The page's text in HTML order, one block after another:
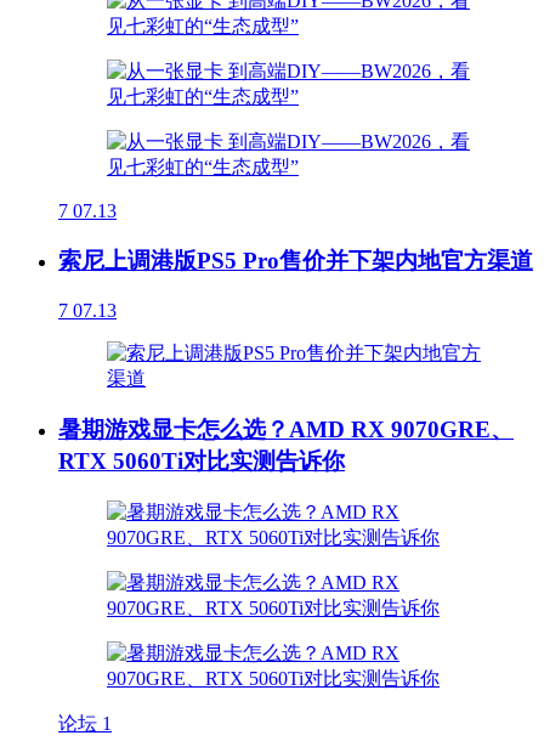
7 07.13
索尼上调港版PS5 Pro售价并下架内地官方渠道
7 07.13
暑期游戏显卡怎么选？AMD RX 9070GRE、
RTX 5060Ti对比实测告诉你
论坛 1